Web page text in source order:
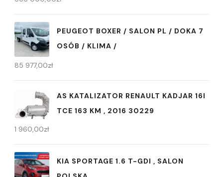
PEUGEOT BOXER / SALON PL / DOKA 7
OSÓB / KLIMA /
85 977,00zł
AS KATALIZATOR RENAULT KADJAR 16I
TCE 163 KM , 2016 30229
1 960,00zł
KIA SPORTAGE 1.6 T-GDI , SALON